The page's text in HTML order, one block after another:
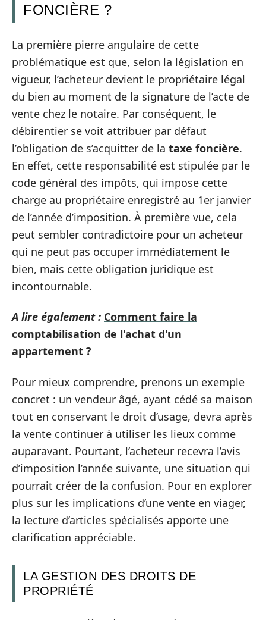
FONCIÈRE ?
La première pierre angulaire de cette
problématique est que, selon la législation en
vigueur, l’acheteur devient le propriétaire légal
du bien au moment de la signature de l’acte de
vente chez le notaire. Par conséquent, le
débirentier se voit attribuer par défaut
l’obligation de s’acquitter de la taxe foncière.
En effet, cette responsabilité est stipulée par le
code général des impôts, qui impose cette
charge au propriétaire enregistré au 1er janvier
de l’année d’imposition. À première vue, cela
peut sembler contradictoire pour un acheteur
qui ne peut pas occuper immédiatement le
bien, mais cette obligation juridique est
incontournable.
A lire également : Comment faire la
comptabilisation de l'achat d'un
appartement ?
Pour mieux comprendre, prenons un exemple
concret : un vendeur âgé, ayant cédé sa maison
tout en conservant le droit d’usage, devra après
la vente continuer à utiliser les lieux comme
auparavant. Pourtant, l’acheteur recevra l’avis
d’imposition l’année suivante, une situation qui
pourrait créer de la confusion. Pour en explorer
plus sur les implications d’une vente en viager,
la lecture d’articles spécialisés apporte une
clarification appréciable.
LA GESTION DES DROITS DE
PROPRIÉTÉ